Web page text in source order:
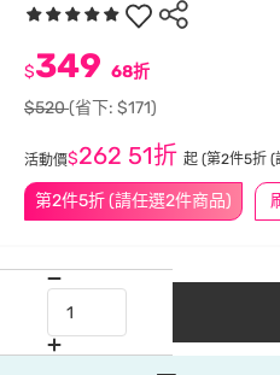
第2件5折 (請任選2件商品)
$349 68折
$520(省下: $171)
活動價$262 51折 起 (第2件5折 (